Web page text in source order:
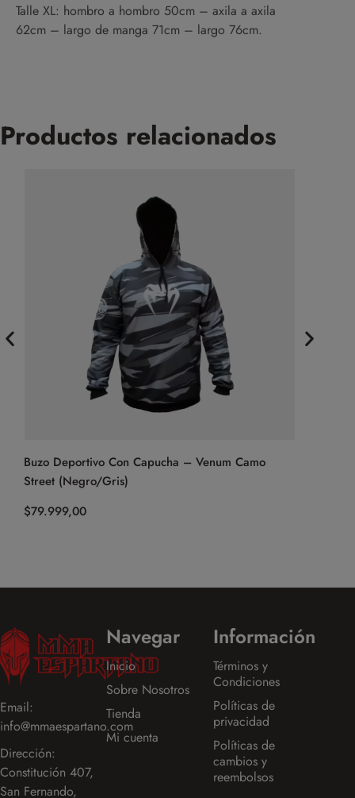
Talle XL: hombro a hombro 50cm – axila a axila
62cm – largo de manga 71cm – largo 76cm.
Productos relacionados
Buzo Deportivo Con Capucha – Venum Camo
Street (Negro/Gris)
$79.999,00
Email:
info@mmaespartano.com
Dirección:
Constitución 407,
San Fernando,
Navegar
Inicio
Sobre Nosotros
Tienda
Mi cuenta
Información
Términos y
Condiciones
Políticas de
privacidad
Políticas de
cambios y
reembolsos